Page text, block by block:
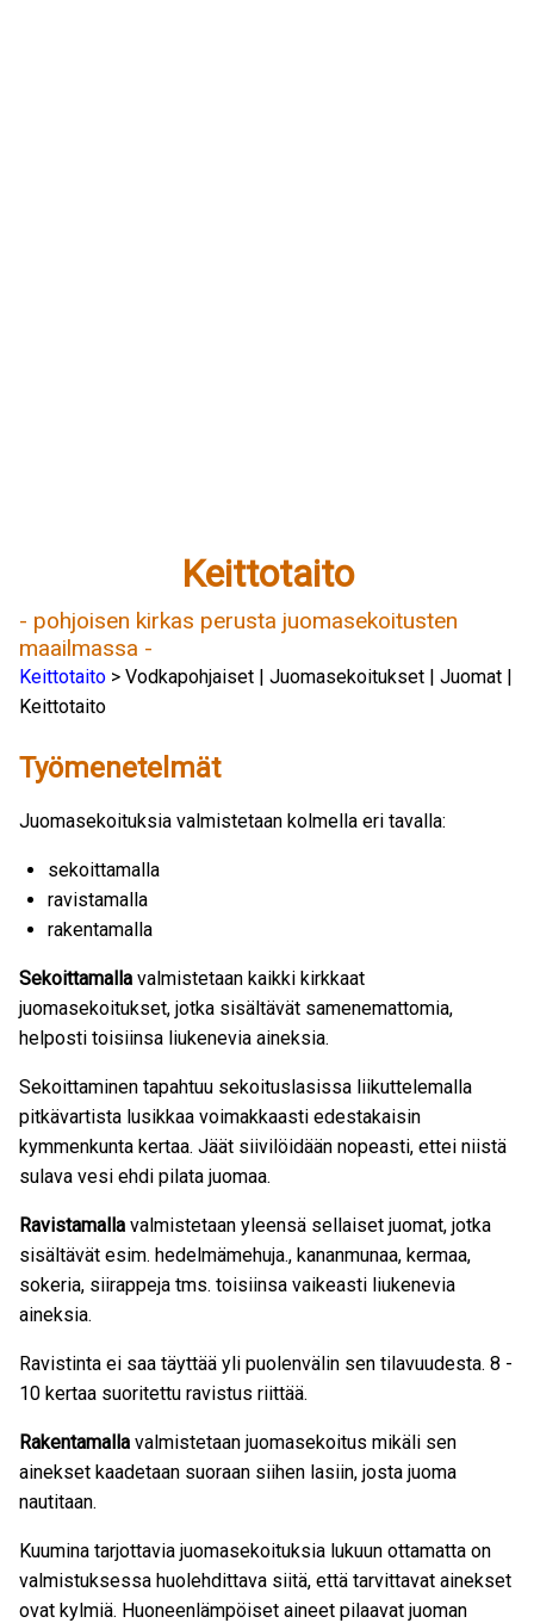
Keittotaito
- pohjoisen kirkas perusta juomasekoitusten
maailmassa -
Keittotaito > Vodkapohjaiset | Juomasekoitukset | Juomat |
Keittotaito
Työmenetelmät
Juomasekoituksia valmistetaan kolmella eri tavalla:
sekoittamalla
ravistamalla
rakentamalla
Sekoittamalla valmistetaan kaikki kirkkaat
juomasekoitukset, jotka sisältävät samenemattomia,
helposti toisiinsa liukenevia aineksia.
Sekoittaminen tapahtuu sekoituslasissa liikuttelemalla
pitkävartista lusikkaa voimakkaasti edestakaisin
kymmenkunta kertaa. Jäät siivilöidään nopeasti, ettei niistä
sulava vesi ehdi pilata juomaa.
Ravistamalla valmistetaan yleensä sellaiset juomat, jotka
sisältävät esim. hedelmämehuja., kananmunaa, kermaa,
sokeria, siirappeja tms. toisiinsa vaikeasti liukenevia
aineksia.
Ravistinta ei saa täyttää yli puolenvälin sen tilavuudesta. 8 -
10 kertaa suoritettu ravistus riittää.
Rakentamalla valmistetaan juomasekoitus mikäli sen
ainekset kaadetaan suoraan siihen lasiin, josta juoma
nautitaan.
Kuumina tarjottavia juomasekoituksia lukuun ottamatta on
valmistuksessa huolehdittava siitä, että tarvittavat ainekset
ovat kylmiä. Huoneenlämpöiset aineet pilaavat juoman